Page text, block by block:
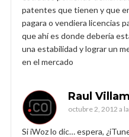
patentes que tienen y que
pagara o vendiera licencias
que ahí es donde debería
una estabilidad y lograr un
en el mercado
Raul
octubre 2, 2012 a
Si iWoz lo dic… espera,